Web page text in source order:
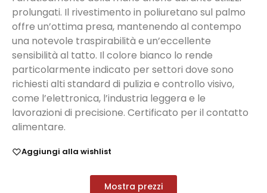
prolungati. Il rivestimento in poliuretano sul palmo
offre un’ottima presa, mantenendo al contempo
una notevole traspirabilità e un’eccellente
sensibilità al tatto. Il colore bianco lo rende
particolarmente indicato per settori dove sono
richiesti alti standard di pulizia e controllo visivo,
come l’elettronica, l’industria leggera e le
lavorazioni di precisione. Certificato per il contatto
alimentare.
Aggiungi alla wishlist
Mostra prezzi